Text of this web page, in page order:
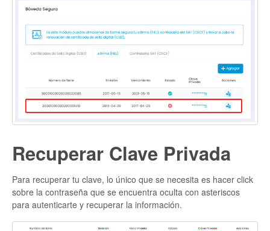
Recuperar Clave Privada
Para recuperar tu clave, lo único que se necesita es hacer click
sobre la contraseña que se encuentra oculta con asteriscos
para autenticarte y recuperar la información.